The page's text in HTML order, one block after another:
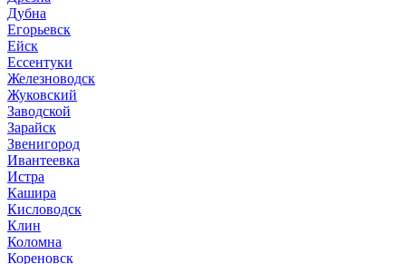
Дубна
Егорьевск
Ейск
Ессентуки
Железноводск
Жуковский
Заводской
Зарайск
Звенигород
Ивантеевка
Истра
Кашира
Кисловодск
Клин
Коломна
Кореновск